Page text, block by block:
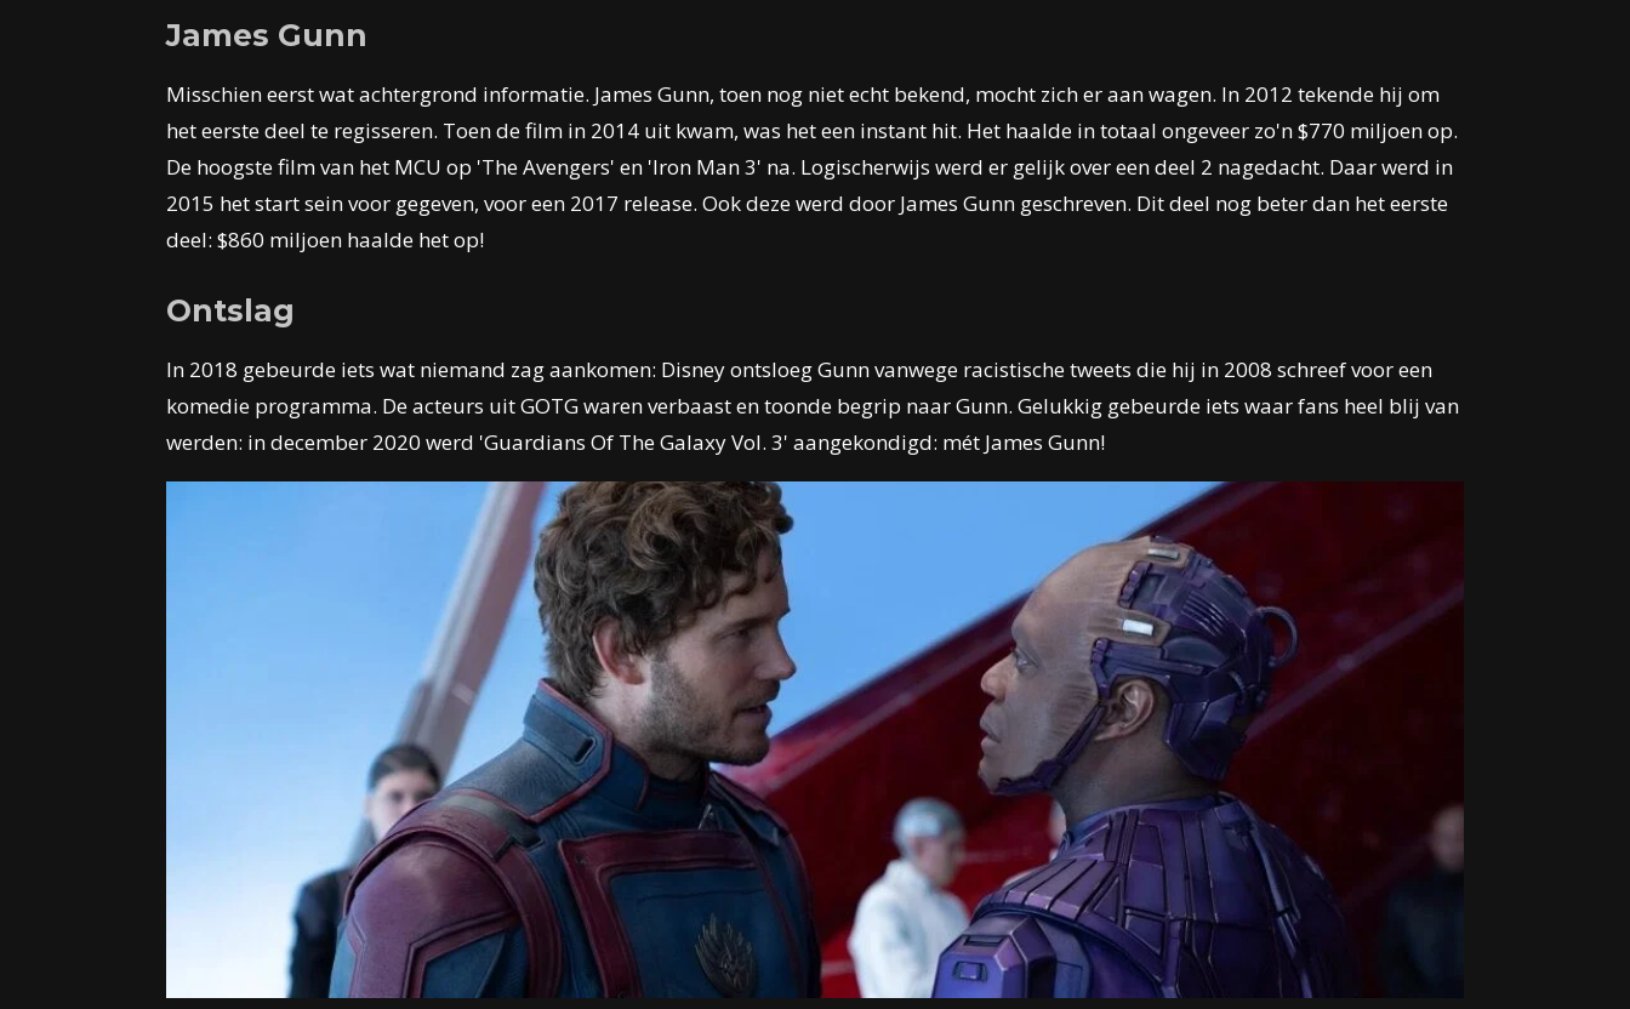
James Gunn
Misschien eerst wat achtergrond informatie. James Gunn, toen nog niet echt bekend, mocht zich er aan wagen. In 2012 tekende hij om
het eerste deel te regisseren. Toen de film in 2014 uit kwam, was het een instant hit. Het haalde in totaal ongeveer zo'n$770 miljoen op.
De hoogste film van het MCU op 'The Avengers' en 'Iron Man 3' na. Logischerwijs werd er gelijk over een deel 2 nagedacht. Daar werd in
2015 het start sein voor gegeven, voor een 2017 release. Ook deze werd door James Gunn geschreven. Dit deel nog beter dan het eerste
deel: $860 miljoen haalde het op!
Ontslag
In 2018 gebeurde iets wat niemand zag aankomen: Disney ontsloeg Gunn vanwege racistische tweets die hij in 2008 schreef voor een
komedie programma. De acteurs uit GOTG waren verbaast en toonde begrip naar Gunn. Gelukkig gebeurde iets waar fans heel blij van
werden: in december 2020 werd 'Guardians Of The Galaxy Vol. 3' aangekondigd: mét James Gunn!